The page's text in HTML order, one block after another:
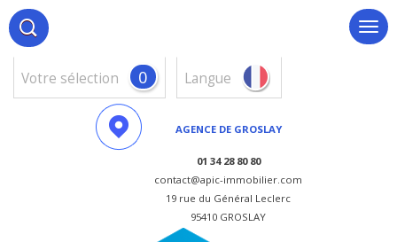
votre sélection 0 Langue
AGENCE DE GROSLAY
01 34 28 80 80
contact@apic-immobilier.com
19 rue du Général Leclerc
95410 GROSLAY